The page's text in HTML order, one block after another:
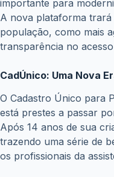
Posts relacionados
eSocial divulga novas
do Crédito do
regras atualizadas